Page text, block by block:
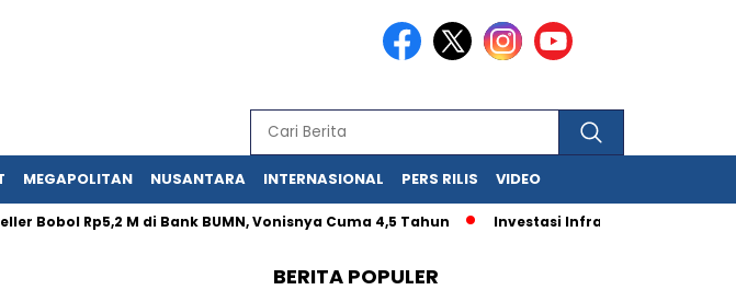
MEGAPOLITAN NUSANTARA INTERNASIONAL PERS RILIS VIDEO
Bobol Rp5,2 M di Bank BUMN, Vonisnya Cuma 4,5 Tahun Investasi Infrastruktur
BERITA POPULER